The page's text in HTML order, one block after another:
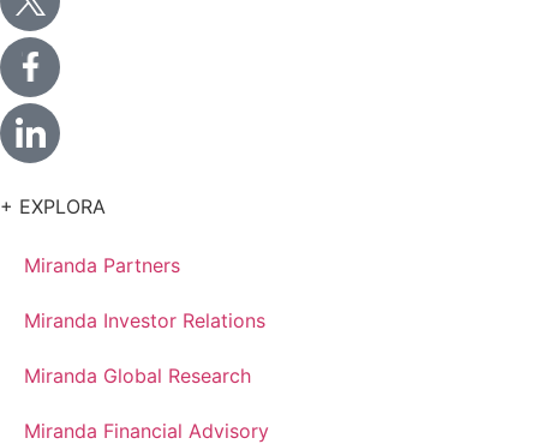
+ EXPLORA
Miranda Partners
Miranda Investor Relations
Miranda Global Research
Miranda Financial Advisory